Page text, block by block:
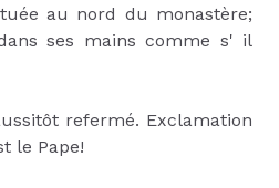
au nord du monastère;
ses mains comme s' il
refermé. Exclamation
le Pape!